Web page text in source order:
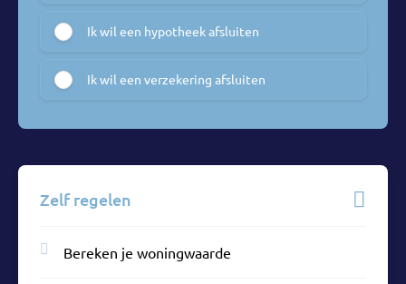
Ik wil een hypotheek afsluiten
Ik wil een verzekering afsluiten
Zelf regelen
Bereken je woningwaarde